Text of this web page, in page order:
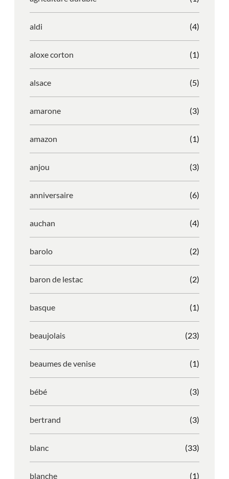
aldi (4)
aloxe corton (1)
alsace (5)
amarone (3)
amazon (1)
anjou (3)
anniversaire (6)
auchan (4)
barolo (2)
baron de lestac (2)
basque (1)
beaujolais (23)
beaumes de venise (1)
bébé (3)
bertrand (3)
blanc (33)
blanche (1)